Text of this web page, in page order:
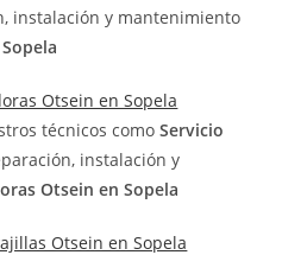
instalación y mantenimiento
Otsein en Sopela
técnicos comoServicio
instalación y
Otsein en Sopela
Otsein en Sopela